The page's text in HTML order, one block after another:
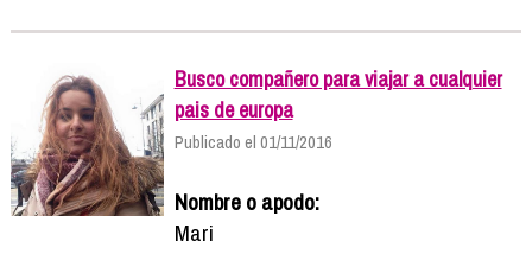
Busco compañero para viajar a cualquier
pais de europa
Publicado el 01/11/2016
Nombre o apodo:
Mari